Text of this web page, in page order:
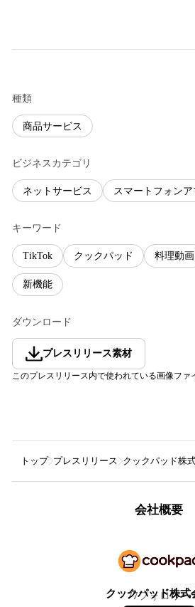
種類
商品サービス
ビジネスカテゴリ
ネットサービス スマートフォンア
キーワード
TikTok クックパッド 料理動画
新機能
ダウンロード
プレスリリース素材
このプレスリリース内で使われている画像フ
トップ プレスリリース クックパッド株
会社概要
クックパッド株式
77フォロワー